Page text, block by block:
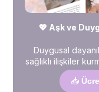
💖 Aşk ve
Duygusal
sağlıklı ilişkiler
📥